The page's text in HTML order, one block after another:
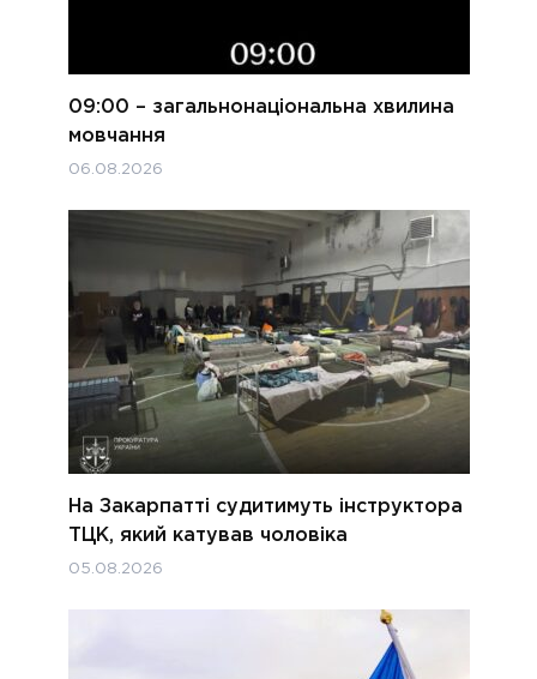
09:00 – загальнонаціональна хвилина
мовчання
06.08.2026
На Закарпатті судитимуть інструктора
ТЦК, який катував чоловіка
05.08.2026